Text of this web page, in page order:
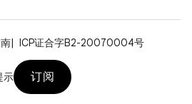
ICP证合字B2-20070004号
示
订阅